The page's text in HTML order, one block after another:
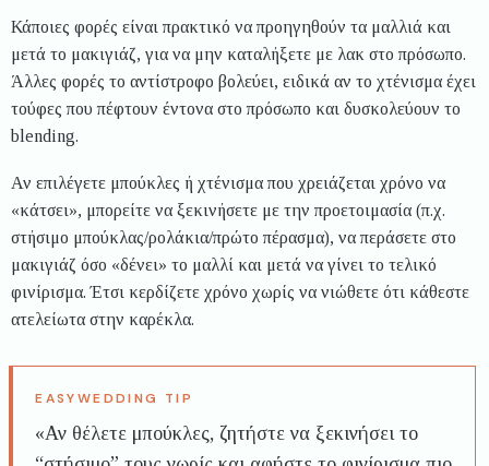
Κάποιες φορές είναι πρακτικό να προηγηθούν τα μαλλιά και
μετά το μακιγιάζ, για να μην καταλήξετε με λακ στο πρόσωπο.
Άλλες φορές το αντίστροφο βολεύει, ειδικά αν το χτένισμα έχει
τούφες που πέφτουν έντονα στο πρόσωπο και δυσκολεύουν το
blending.
Αν επιλέγετε μπούκλες ή χτένισμα που χρειάζεται χρόνο να
«κάτσει», μπορείτε να ξεκινήσετε με την προετοιμασία (π.χ.
στήσιμο μπούκλας/ρολάκια/πρώτο πέρασμα), να περάσετε στο
μακιγιάζ όσο «δένει» το μαλλί και μετά να γίνει το τελικό
φινίρισμα. Έτσι κερδίζετε χρόνο χωρίς να νιώθετε ότι κάθεστε
ατελείωτα στην καρέκλα.
«Αν θέλετε μπούκλες, ζητήστε να ξεκινήσει το